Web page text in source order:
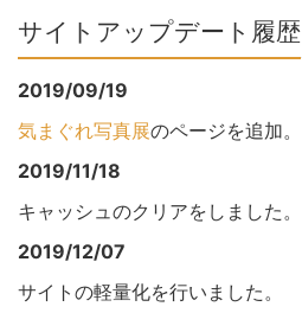
サイトアップデート履歴
2019/09/19
気まぐれ写真展のページを追加。
2019/11/18
キャッシュのクリアをしました。
2019/12/07
サイトの軽量化を行いました。